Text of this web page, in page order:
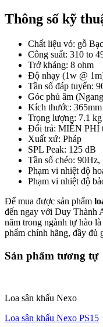
Thông số kỹ
Chất liệu vỏ: gỗ
Công suất: 310 to
Trở kháng: 8 ohm
Độ nhạy (1w @
Tần số đáp tuyến:
Góc phủ âm
Kích thước:
Trọng lượng: 7.1 kg
Đổi trả: MIỄN PHÍ
Xuất xứ: Pháp
SPL Peak: 125 dB
Tần số chéo: 90Hz,
Phạm vi nhiệt độ
Phạm vi nhiệt độ
Để mua được sản phẩm
đến ngay với Duy Thành
năm trong ngành tự hào
phẩm chính hãng, đầy đủ
Sản phẩm tương tự
Loa sân khấu Nexo
Loa sân khấu Nexo PS15